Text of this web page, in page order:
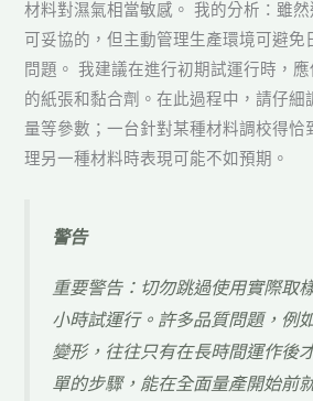
材料對濕氣相當敏感。 我的分析：雖
可妥協的，但主動管理生產環境可避免
問題。 我建議在進行初期試運行時，
的紙張和黏合劑。在此過程中，請仔細
量等參數；一台針對某種材料調校得恰
理另一種材料時表現可能不如預期。
警告
重要警告：切勿跳過使用實際取
小時試運行。許多品質問題，例
變形，往往只有在長時間運作後
單的步驟，能在全面量產開始前